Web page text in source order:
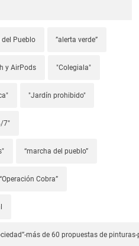
Pueblo ”alerta verde”
y AirPods "Colegiala"
"Jardín prohibido"
7"
“marcha del pueblo”
“Operación Cobra”
más de 60 propuestas de